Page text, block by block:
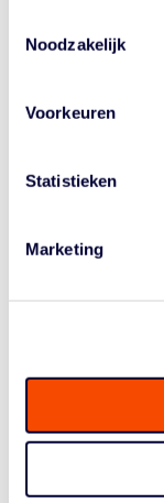
Noodzakelijk
Voorkeuren
Statistieken
Marketing
aangepast.
binnen het
Op donderdag
enkel nog via
Ook de
senioren) die
in Sportlink
kunnen worden
Of de
gespeeld kan
moment dat
gaan worden.